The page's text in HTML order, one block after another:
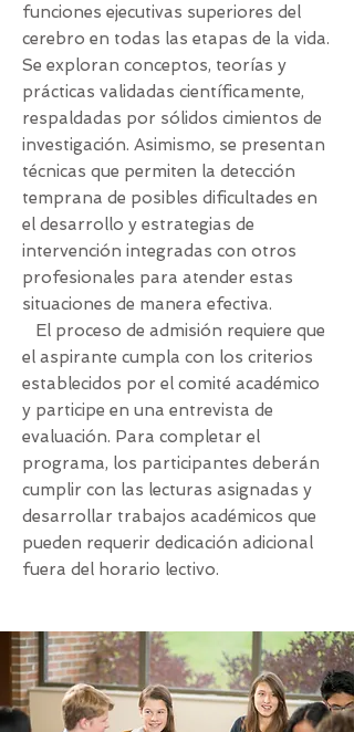
funciones ejecutivas superiores del
cerebro en todas las etapas de la vida.
Se exploran conceptos, teorías y
prácticas validadas científicamente,
respaldadas por sólidos cimientos de
investigación. Asimismo, se presentan
técnicas que permiten la detección
temprana de posibles dificultades en
el desarrollo y estrategias de
intervención integradas con otros
profesionales para atender estas
situaciones de manera efectiva.
El proceso de admisión requiere que
el aspirante cumpla con los criterios
establecidos por el comité académico
y participe en una entrevista de
evaluación. Para completar el
programa, los participantes deberán
cumplir con las lecturas asignadas y
desarrollar trabajos académicos que
pueden requerir dedicación adicional
fuera del horario lectivo.